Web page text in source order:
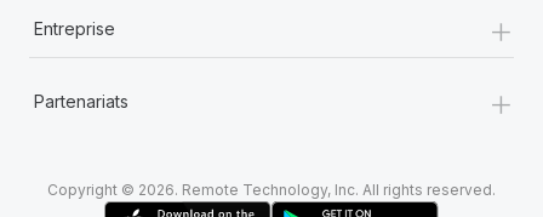
Entreprise +
Partenariats +
Copyright © 2026. Remote Technology, Inc. All rights reserved.